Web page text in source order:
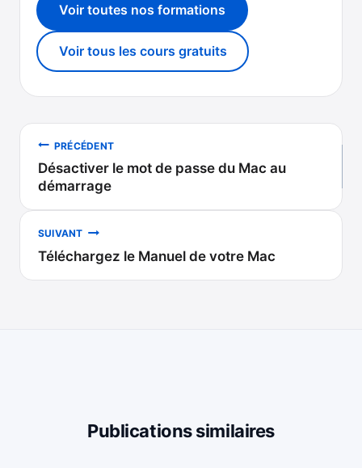
Voir toutes nos formations
Voir tous les cours gratuits
Navigation
de
l’article
PRÉCÉDENT
Désactiver le mot de passe du Mac au
démarrage
SUIVANT
Téléchargez le Manuel de votre Mac
Publications similaires